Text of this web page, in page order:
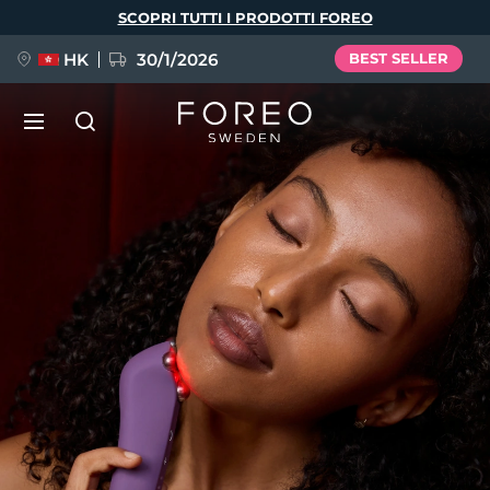
SCOPRI TUTTI I PRODOTTI FOREO
HK 30/1/2026 BEST SELLER
FLIP™ play advanced
POPOLARE
LUNA™ 4
Anti-aging massage
LUNA™ 4 Plus
Anti-aging massage, LED heating
LUNA™ 4 Men
For men, anti-aging massage
LUNA™ 4 mini
BEAR™ 2
Microcurrent toning device
BEAR™ 2 go
UFO™ 3
Deep facial hydration device
FAQ™ Dual LED Panel
English Deutsch
Español
Français
Italiano
Português
Polski
Svenska
Русский
Türkçe
简体中文 繁體中文